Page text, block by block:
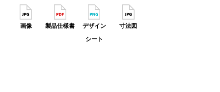
画像 製品仕様書
デザイン
シート
寸法図